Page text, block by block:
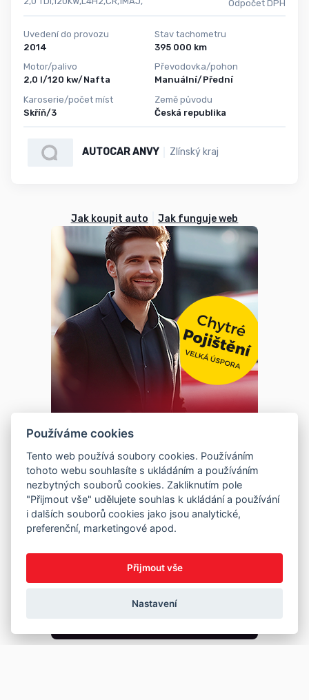
Odpočet DPH
Uvedení do provozu
2014
Motor/palivo
2,0 l/120 kw/Nafta
Karoserie/počet míst
Skříň/3
Stav tachometru
395 000 km
Převodovka/pohon
Manuální/Přední
Země původu
Česká republika
AUTOCAR ANVY Zlínský kraj
Jak koupit auto Jak funguje web
Používáme cookies
Tento web používá soubory cookies. Používáním
tohoto webu souhlasíte s ukládáním a používáním
nezbytných souborů cookies. Zakliknutím pole
"Přijmout vše" udělujete souhlas k ukládání a používání
i dalších souborů cookies jako jsou analytické,
preferenční, marketingové apod.
Přijmout vše
Nastavení